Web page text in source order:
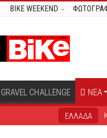
BIKE WEEKEND
GRAVEL CHALLENGE ΝΕΑ
ΕΛΛΑΔΑ